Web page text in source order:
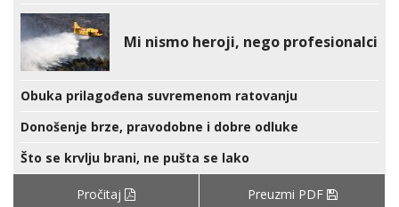
Mi nismo heroji, nego profesionalci
Obuka prilagođena suvremenom ratovanju
Donošenje brze, pravodobne i dobre odluke
Što se krvlju brani, ne pušta se lako
Pročitaj Preuzmi PDF